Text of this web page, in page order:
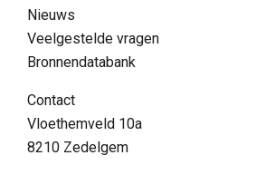
Supra menu
Contact
Nieuws
Veelgestelde vragen
Bronnendatabank
Contact
Vloethemveld 10a
8210 Zedelgem